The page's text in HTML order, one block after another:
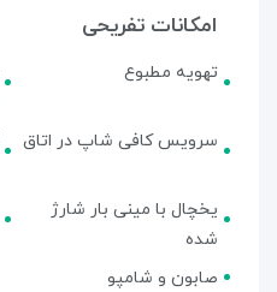
امکانات تفریحی
تهویه مطبوع
سرویس کافی شاپ در اتاق
یخچال با مینی بار شارژ
شده
صابون و شامپو